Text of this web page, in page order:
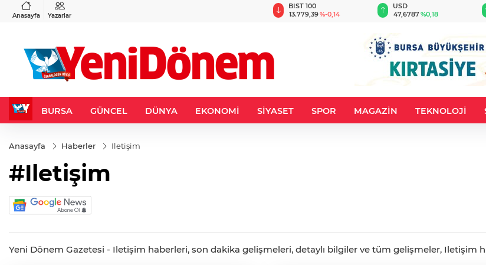
Anasayfa Yazarlar
%-0,22
BIST 100
13.779,39%-0,14
USD
47,6787%0,18
BURSA GÜNCEL DÜNYA EKONOMİ SİYASET SPOR MAGAZİN TEKNOLOJİ
Anasayfa Haberler Iletişim
#Iletişim
Yeni Dönem Gazetesi - Iletişim haberleri, son dakika gelişmeleri, detaylı bilgiler ve tüm gelişmeler, Iletişim